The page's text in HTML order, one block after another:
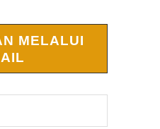
MELALUI